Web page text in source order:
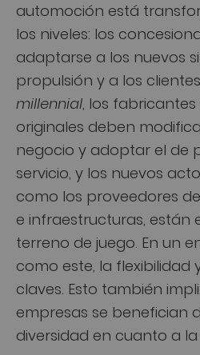
automoción está
los niveles: los
adaptarse a los nuevos
propulsión y a los
millennial, los
originales deben
negocio y adoptar el de
servicio, y los nuevos
como los proveedores
e infraestructuras, están
terreno de juego. En un
como este, la flexibilidad
claves. Esto también
empresas se benefician
diversidad en cuanto a